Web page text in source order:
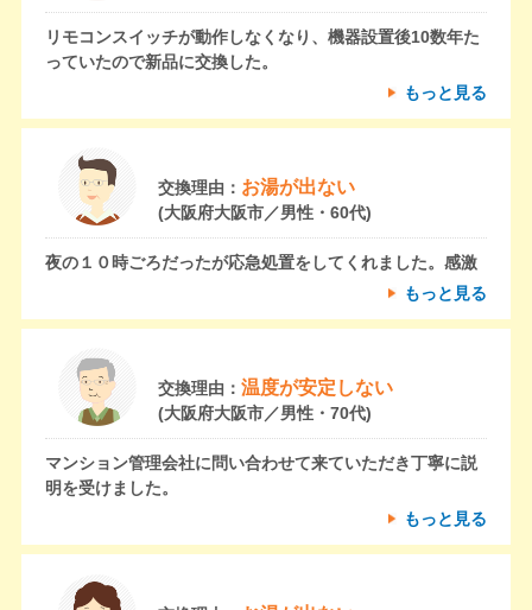
リモコンスイッチが動作しなくなり、機器設置後10数年た
っていたので新品に交換した。
もっと見る
交換理由： お湯が出ない
(大阪府大阪市／男性・60代)
夜の１０時ごろだったが応急処置をしてくれました。感激
もっと見る
交換理由： 温度が安定しない
(大阪府大阪市／男性・70代)
マンション管理会社に問い合わせて来ていただき丁寧に説
明を受けました。
もっと見る